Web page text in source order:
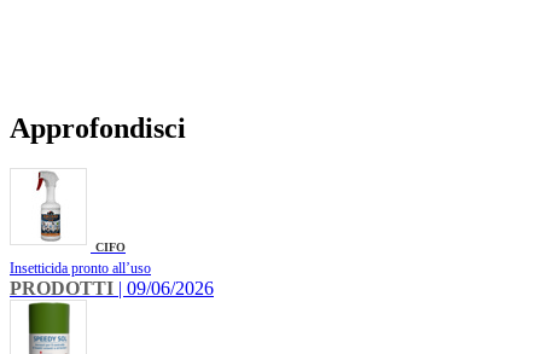
Approfondisci
CIFO
Insetticida pronto all’uso
PRODOTTI | 09/06/2026